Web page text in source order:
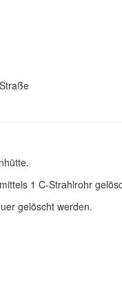
1 C-Strahlrohr
gelöscht werden.